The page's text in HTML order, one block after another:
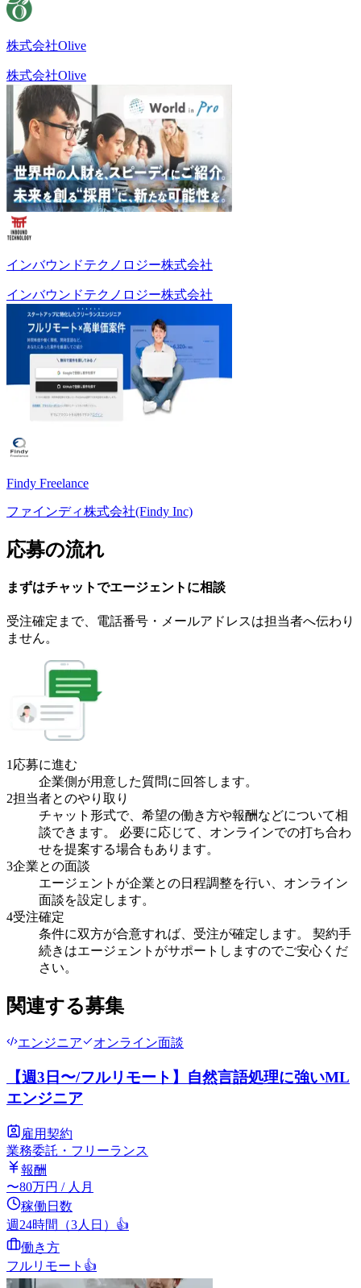
株式会社Olive
株式会社Olive
インバウンドテクノロジー株式会社
インバウンドテクノロジー株式会社
Findy Freelance
ファインディ株式会社(Findy Inc)
応募の流れ
まずはチャットでエージェント に相談
受注確定まで、 電話番号・メールアドレスは担当者へ伝わり
ません。
1 応募に進む
企業側が用意した質問に回答します。
2担当者とのやり取り
チャット形式で、希望の働き方や報酬などについて相
談できます。 必要に応じて、オンラインでの打ち合わ
せを提案する場合もあります。
3企業との面談
エージェントが企業との日程調整を行い、オンライン
面談を設定します。
4受注確定
条件に双方が合意すれば、受注が確定します。 契約手
続きはエージェントがサポートしますのでご安心くだ
さい。
関連する募集
エンジニア オンライン面談
【週3日〜/フルリモート】自然言語処理に強いML
エンジニア
雇用契約
業務委託・フリーランス
報酬
〜80万円 / 人月
稼働日数
週24時間（3人日） 👍
働き方
フルリモート 👍